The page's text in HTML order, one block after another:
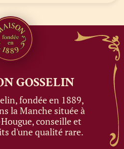
GOSSELIN
fondée en 1889,
la Manche située à
conseille et
d'une qualité rare.